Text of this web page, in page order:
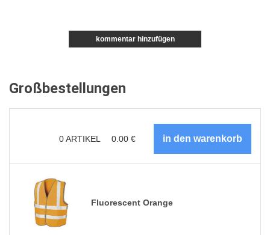
kommentar hinzufügen
Großbestellungen
0ARTIKEL 0.00 €
Fluorescent Orange